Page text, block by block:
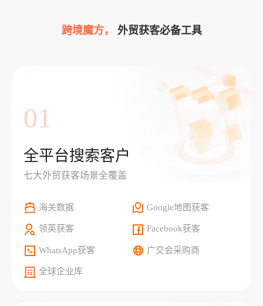
跨境魔方， 外贸获客必备工具
01
全平台搜索客户
七大外贸获客场景全覆盖
海关数据 Google地图获客
领英获客 Facebook获客
WhatsApp获客 广交会采购商
全球企业库